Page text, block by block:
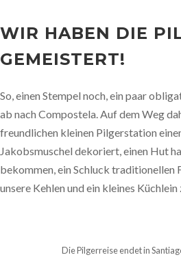
WIR HABEN DIE
GEMEISTERT!
So, einen Stempel noch, ein paar
ab nach Compostela. Auf dem Weg
freundlichen kleinen Pilgerstation
Jakobsmuschel dekoriert, einen Hut
bekommen, ein Schluck traditionellen
unsere Kehlen und ein kleines
Die Pilgerreise endet in